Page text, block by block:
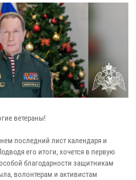
ветераны!
последний лист календаря и
его итоги, хочется в первую
благодарности защитникам
волонтерам и активистам